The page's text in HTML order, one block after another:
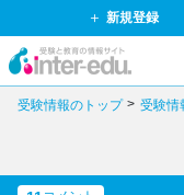
新規登録
受験情報のトップ 受験情